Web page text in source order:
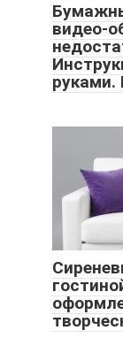
видео-
руками.